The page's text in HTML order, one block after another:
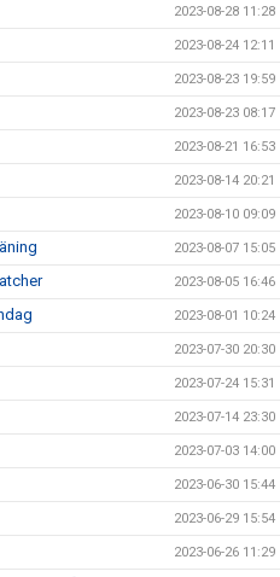
2023-08-28 11:28
2023-08-24 12:11
2023-08-23 19:59
2023-08-23 08:17
2023-08-21 16:53
2023-08-14 20:21
2023-08-10 09:09
2023-08-07 15:05
2023-08-05 16:46
2023-08-01 10:24
2023-07-30 20:30
2023-07-24 15:31
2023-07-14 23:30
2023-07-03 14:00
2023-06-30 15:44
2023-06-29 15:54
2023-06-26 11:29